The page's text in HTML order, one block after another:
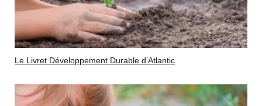
Le Livret Développement Durable d’Atlantic